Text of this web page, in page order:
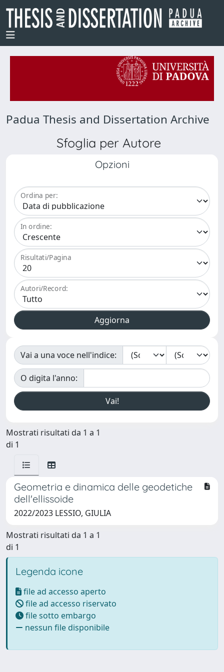
Padua Thesis and Dissertation Archive
Sfoglia per Autore
Opzioni
Ordina per:
In ordine:
Risultati/Pagina
Autori/Record:
Vai a una voce nell'indice:
O digita l'anno:
Mostrati risultati da 1 a 1
di 1
Geometria e dinamica delle geodetiche
dell'ellissoide
2022/2023 LESSIO, GIULIA
Mostrati risultati da 1 a 1
di 1
Legenda icone
file ad accesso aperto
file ad accesso riservato
file sotto embargo
nessun file disponibile